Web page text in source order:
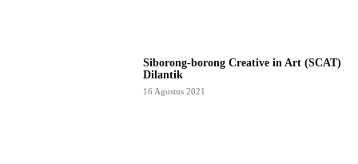
Siborong-borong Creative in Art (SCAT)
Dilantik
16 Agustus 2021